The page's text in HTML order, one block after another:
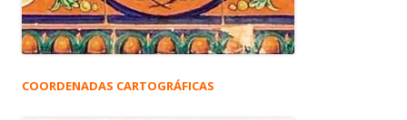
COORDENADAS CARTOGRÁFICAS